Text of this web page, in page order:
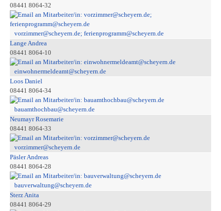
08441 8064-32
vorzimmer@scheyern.de; ferienprogramm@scheyern.de
Lange Andrea
08441 8064-10
einwohnermeldeamt@scheyern.de
Loos Daniel
08441 8064-34
bauamthochbau@scheyern.de
Neumayr Rosemarie
08441 8064-33
vorzimmer@scheyern.de
Päsler Andreas
08441 8064-28
bauverwaltung@scheyern.de
Sterz Anita
08441 8064-29